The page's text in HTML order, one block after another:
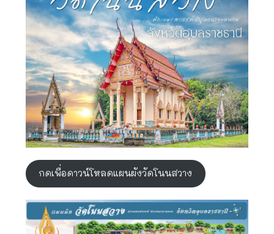
กดเพื่อดาวน์โหลดแผนผังวัดโนนสวาง